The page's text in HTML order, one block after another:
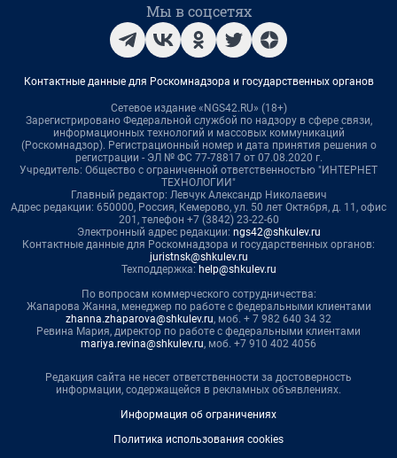
Мы в соцсетях
Контактные данные для Роскомнадзора и государственных органов
Сетевое издание «NGS42.RU» (18+)
Зарегистрировано Федеральной службой по надзору в сфере связи,
информационных технологий и массовых коммуникаций
(Роскомнадзор). Регистрационный номер и дата принятия решения о
регистрации - ЭЛ № ФС 77-78817 от 07.08.2020 г.
Учредитель: Общество с ограниченной ответственностью "ИНТЕРНЕТ
ТЕХНОЛОГИИ"
Главный редактор: Левчук Александр Николаевич
Адрес редакции: 650000, Россия, Кемерово, ул. 50 лет Октября, д. 11, офис
201, телефон +7 (3842) 23-22-60
Электронный адрес редакции: ngs42@shkulev.ru
Контактные данные для Роскомнадзора и государственных органов:
juristnsk@shkulev.ru
Техподдержка: help@shkulev.ru
По вопросам коммерческого сотрудничества:
Жапарова Жанна, менеджер по работе с федеральными клиентами
zhanna.zhaparova@shkulev.ru, моб. + 7 982 640 34 32
Ревина Мария, директор по работе с федеральными клиентами
mariya.revina@shkulev.ru, моб. +7 910 402 4056
Редакция сайта не несет ответственности за достоверность
информации, содержащейся в рекламных объявлениях.
Информация об ограничениях
Политика использования cookies